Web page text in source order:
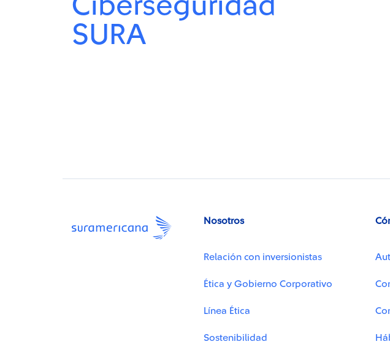
SURA
Nosotros
Relación con inversionistas
Ética y Gobierno Corporativo
Línea Ética
Sostenibilidad